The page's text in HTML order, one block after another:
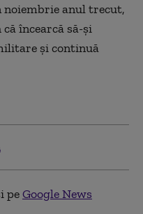
anul trecut,
încearcă să-şi
şi continuă
peGoogle News